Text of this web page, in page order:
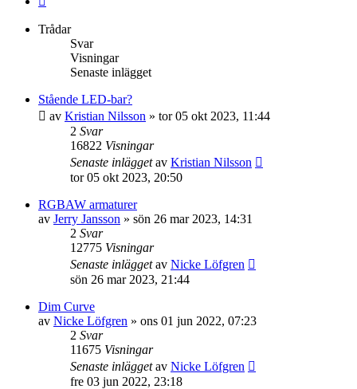
Trådar
Svar
Visningar
Senaste inlägget
Stående LED-bar?
av Kristian Nilsson » tor 05 okt 2023, 11:44
2 Svar
16822 Visningar
Senaste inläggetav Kristian Nilsson
tor 05 okt 2023, 20:50
RGBAW armaturer
av Jerry Jansson » sön 26 mar 2023, 14:31
2 Svar
12775 Visningar
Senaste inläggetav Nicke Löfgren
sön 26 mar 2023, 21:44
Dim Curve
av Nicke Löfgren » ons 01 jun 2022, 07:23
2 Svar
11675 Visningar
Senaste inläggetav Nicke Löfgren
fre 03 jun 2022, 23:18